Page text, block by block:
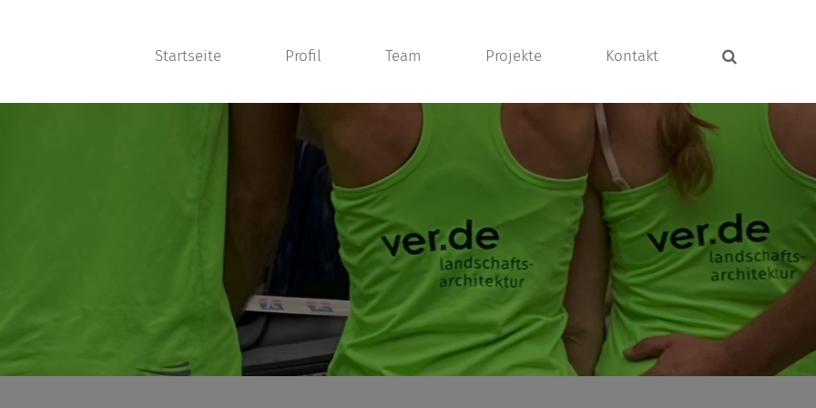
Startseite Profil Team Projekte Kontakt